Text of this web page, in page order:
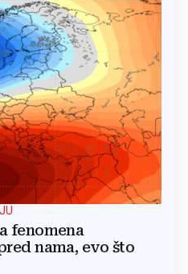
fenomena
nama, evo što